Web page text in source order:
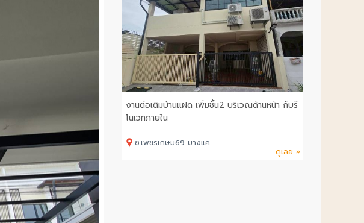
งานต่อเติมบ้านแฝด เพิ่มชั้น2 บริเวณด้านหน้า กับรี
โนเวทภายใน
ซ.เพชรเกษม69 บางแค
ดูเลย »